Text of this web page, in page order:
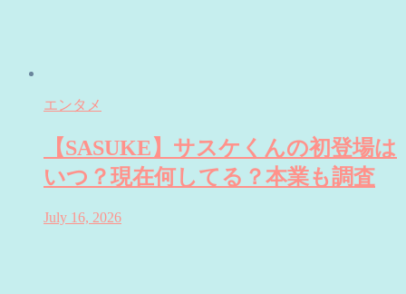
エンタメ
【SASUKE】サスケくんの初登場は
いつ？現在何してる？本業も調査
July 16, 2026